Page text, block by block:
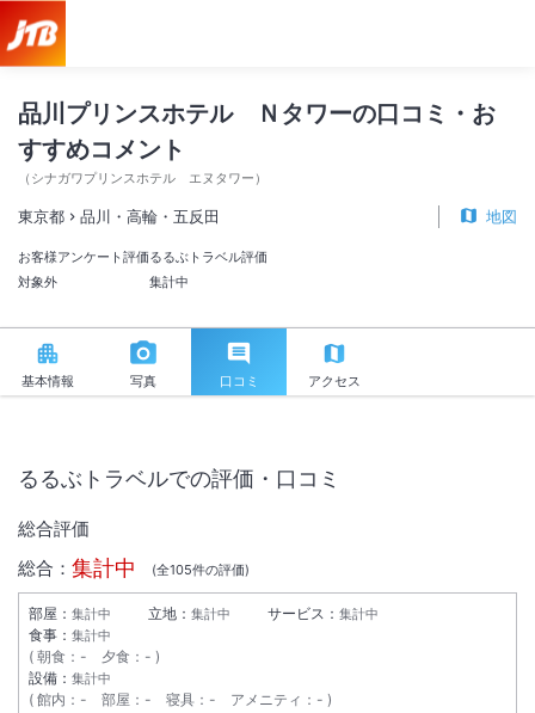
品川プリンスホテル Ｎタワーの口コミ・お
すすめコメント
（ シナガワプリンスホテル エヌタワー ）
東京都 品川・高輪・五反田 地図
お客様アンケート評価
対象外
るるぶトラベル評価
集計中
基本情報 写真 口コミ アクセス
るるぶトラベルでの評価・口コミ
総合評価
総合： 集計中 (全105件の評価)
部屋： 集計中 立地： 集計中 サービス： 集計中
食事： 集計中
朝食 ： - 夕食 ： -
設備： 集計中
館内 ： - 部屋 ： - 寝具 ： - アメニティ ： -